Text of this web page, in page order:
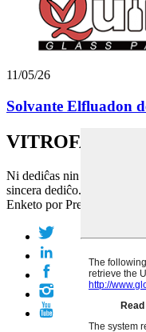
11/05/26
Solvante Elfluadon
Ni dediĉas nin al
sincera dediĉo.
Enketo por Prezolisto